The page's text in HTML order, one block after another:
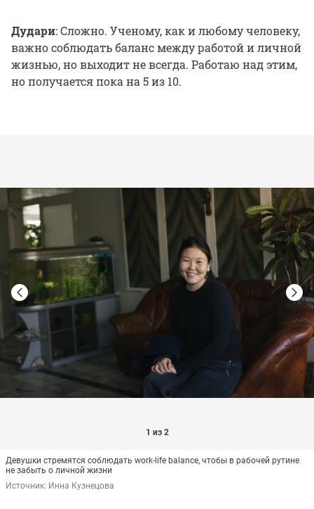
Дудари: Сложно. Ученому, как и любому человеку,
важно соблюдать баланс между работой и личной
жизнью, но выходит не всегда. Работаю над этим,
но получается пока на 5 из 10.
1 из 2
Девушки стремятся соблюдать work-life balance, чтобы в рабочей рутине
не забыть о личной жизни
Источник: Инна Кузнецова